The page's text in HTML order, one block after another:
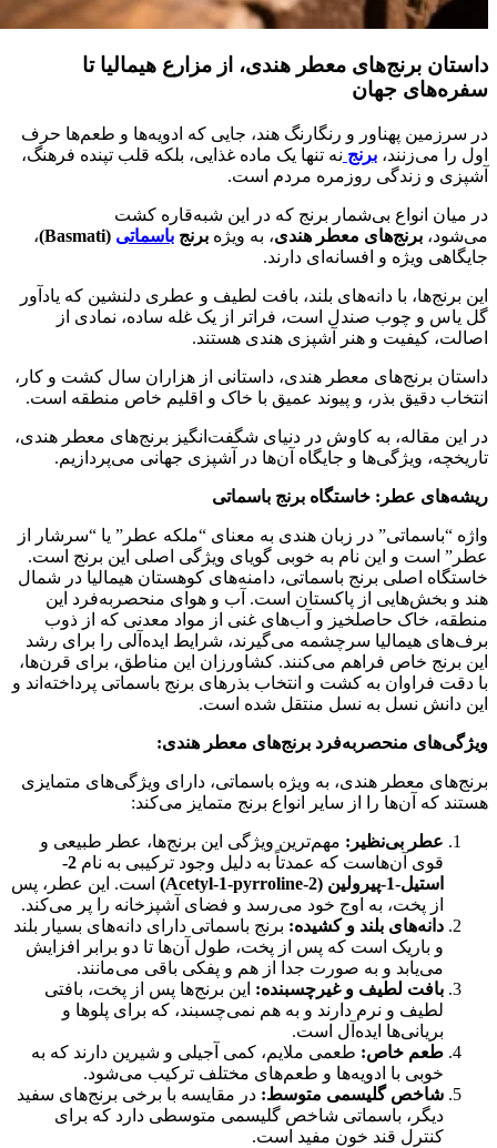
داستان برنج‌های معطر هندی، از مزارع هیمالیا تا
سفره‌های جهان
در سرزمین پهناور و رنگارنگ هند، جایی که ادویه‌ها و طعم‌ها حرف
اول را می‌زنند، برنج نه تنها یک ماده غذایی، بلکه قلب تپنده فرهنگ،
آشپزی و زندگی روزمره مردم است.
در میان انواع بی‌شمار برنج که در این شبه‌قاره کشت
می‌شود، برنج‌های معطر هندی، به ویژه برنج باسماتی (Basmati)
،
جایگاهی ویژه و افسانه‌ای دارند.
این برنج‌ها، با دانه‌های بلند، بافت لطیف و عطری دلنشین که یادآور
گل یاس و چوب صندل است، فراتر از یک غله ساده، نمادی از
اصالت، کیفیت و هنر آشپزی هندی هستند.
داستان برنج‌های معطر هندی، داستانی از هزاران سال کشت و کار،
انتخاب دقیق بذر، و پیوند عمیق با خاک و اقلیم خاص منطقه است.
در این مقاله، به کاوش در دنیای شگفت‌انگیز برنج‌های معطر هندی،
تاریخچه، ویژگی‌ها و جایگاه آن‌ها در آشپزی جهانی می‌پردازیم.
ریشه‌های عطر: خاستگاه برنج باسماتی
واژه “باسماتی” در زبان هندی به معنای “ملکه عطر” یا “سرشار از
عطر” است و این نام به خوبی گویای ویژگی اصلی این برنج است.
خاستگاه اصلی برنج باسماتی، دامنه‌های کوهستان هیمالیا در شمال
هند و بخش‌هایی از پاکستان است. آب و هوای منحصربه‌فرد این
منطقه، خاک حاصلخیز و آب‌های غنی از مواد معدنی که از ذوب
برف‌های هیمالیا سرچشمه می‌گیرند، شرایط ایده‌آلی را برای رشد
این برنج خاص فراهم می‌کنند. کشاورزان این مناطق، برای قرن‌ها،
با دقت فراوان به کشت و انتخاب بذرهای برنج باسماتی پرداخته‌اند و
این دانش نسل به نسل منتقل شده است.
ویژگی‌های منحصربه‌فرد برنج‌های معطر هندی:
برنج‌های معطر هندی، به ویژه باسماتی، دارای ویژگی‌های متمایزی
هستند که آن‌ها را از سایر انواع برنج متمایز می‌کند:
عطر بی‌نظیر: مهم‌ترین ویژگی این برنج‌ها، عطر طبیعی و
قوی آن‌هاست که عمدتاً به دلیل وجود ترکیبی به نام
2-
استیل-1-پیرولین (2-Acetyl-1-pyrroline)
است. این عطر، پس
از پخت، به اوج خود می‌رسد و فضای آشپزخانه را پر می‌کند.
دانه‌های بلند و کشیده: برنج باسماتی دارای دانه‌های بسیار بلند
و باریک است که پس از پخت، طول آن‌ها تا دو برابر افزایش
می‌یابد و به صورت جدا از هم و پفکی باقی می‌مانند.
بافت لطیف و غیرچسبنده: این برنج‌ها پس از پخت، بافتی
لطیف و نرم دارند و به هم نمی‌چسبند، که برای پلوها و
بریانی‌ها ایده‌آل است.
طعم خاص: طعمی ملایم، کمی آجیلی و شیرین دارند که به
خوبی با ادویه‌ها و طعم‌های مختلف ترکیب می‌شود.
شاخص گلیسمی متوسط: در مقایسه با برخی برنج‌های سفید
دیگر، باسماتی شاخص گلیسمی متوسطی دارد که برای
کنترل قند خون مفید است.